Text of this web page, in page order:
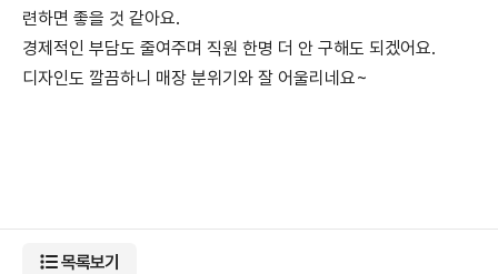
련하면 좋을 것 같아요.
경제적인 부담도 줄여주며 직원 한명 더 안 구해도 되겠어요.
디자인도 깔끔하니 매장 분위기와 잘 어울리네요~
목록보기